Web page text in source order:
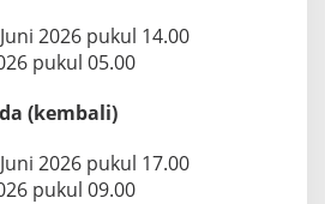
2026 pukul 14.00
pukul 05.00
(kembali)
2026 pukul 17.00
pukul 09.00